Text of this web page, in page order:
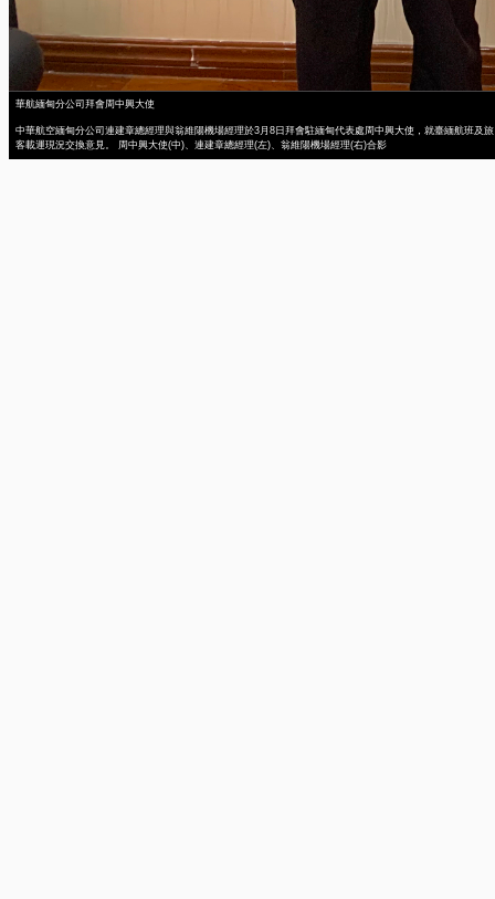
華航緬甸分公司拜會周中興大使
中華航空緬甸分公司連建章總經理與翁維陽機場經理於3月8日拜會駐緬甸代表處周中興大使，就臺緬航班及旅
客載運現況交換意見。 周中興大使(中)、連建章總經理(左)、翁維陽機場經理(右)合影